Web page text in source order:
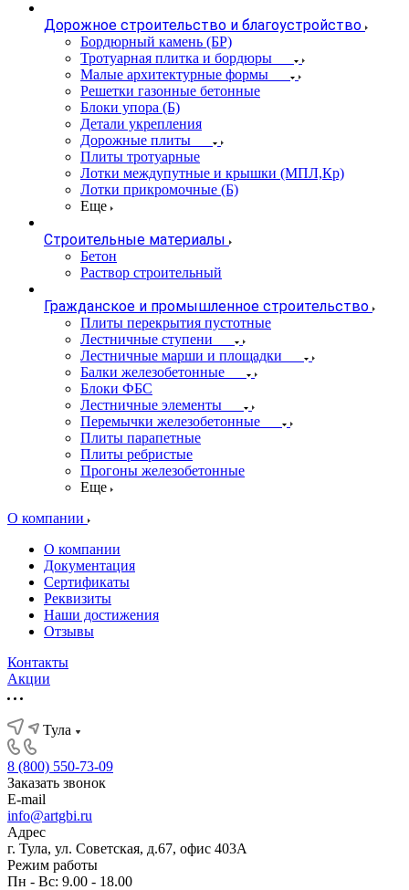
Дорожное строительство и благоустройство
Бордюрный камень (БР)
Тротуарная плитка и бордюры
Малые архитектурные формы
Решетки газонные бетонные
Блоки упора (Б)
Детали укрепления
Дорожные плиты
Плиты тротуарные
Лотки междупутные и крышки (МПЛ,Кр)
Лотки прикромочные (Б)
Еще
Строительные материалы
Бетон
Раствор строительный
Гражданское и промышленное строительство
Плиты перекрытия пустотные
Лестничные ступени
Лестничные марши и площадки
Балки железобетонные
Блоки ФБС
Лестничные элементы
Перемычки железобетонные
Плиты парапетные
Плиты ребристые
Прогоны железобетонные
Еще
О компании
О компании
Документация
Сертификаты
Реквизиты
Наши достижения
Отзывы
Контакты
Акции
Тула
8 (800) 550-73-09
Заказать звонок
E-mail
info@artgbi.ru
Адрес
г. Тула, ул. Советская, д.67, офис 403А
Режим работы
Пн - Вс: 9.00 - 18.00